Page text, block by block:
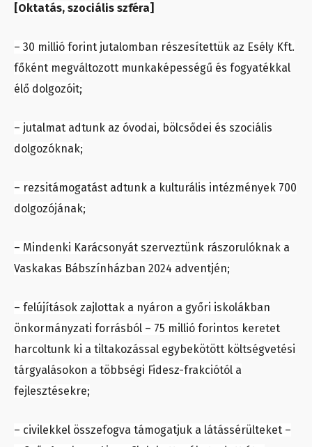
[Oktatás, szociális szféra]
– 30 millió forint jutalomban részesítettük az Esély Kft.
főként megváltozott munkaképességű és fogyatékkal
élő dolgozóit;
– jutalmat adtunk az óvodai, bölcsődei és szociális
dolgozóknak;
– rezsitámogatást adtunk a kulturális intézmények 700
dolgozójának;
– Mindenki Karácsonyát szerveztünk rászorulóknak a
Vaskakas Bábszínházban 2024 adventjén;
– felújítások zajlottak a nyáron a győri iskolákban
önkormányzati forrásból – 75 millió forintos keretet
harcoltunk ki a tiltakozással egybekötött költségvetési
tárgyalásokon a többségi Fidesz-frakciótól a
fejlesztésekre;
– civilekkel összefogva támogatjuk a látássérülteket –